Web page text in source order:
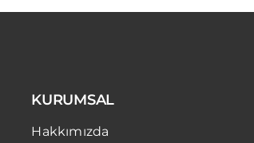
KURUMSAL
Hakkımızda